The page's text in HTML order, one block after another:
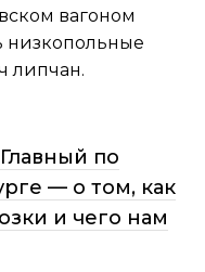
вагоном
низкопольные
липчан.
по
— о том, как
и чего нам